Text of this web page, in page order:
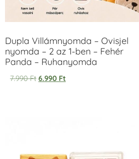
Dupla Villámnyomda – Ovisjel
nyomda – 2 az 1-ben – Fehér
Panda – Ruhanyomda
7.990Ft 6.990 Ft